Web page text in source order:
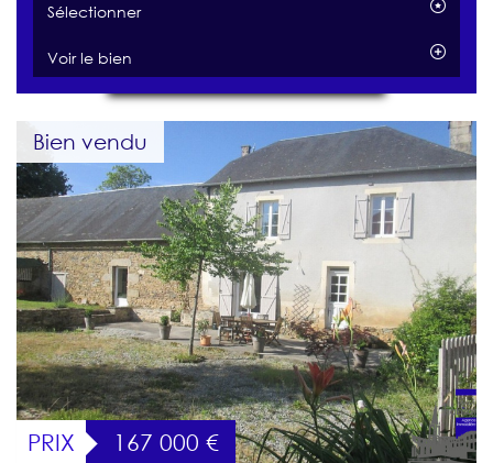
Sélectionner
Voir le bien
Bien vendu
PRIX 167 000 €